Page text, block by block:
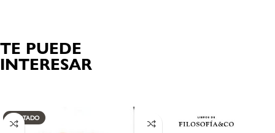
TE PUEDE
INTERESAR
AGOTADO